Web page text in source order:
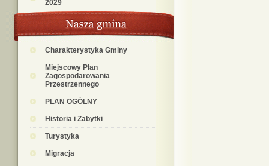
2029
Charakterystyka Gminy
Miejscowy Plan
Zagospodarowania
Przestrzennego
PLAN OGÓLNY
Historia i Zabytki
Turystyka
Migracja